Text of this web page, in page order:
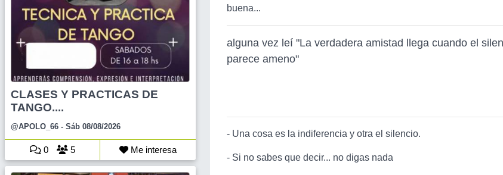
CLASES Y PRACTICAS DE
TANGO....
@APOLO_66 - Sáb 08/08/2026
0 5 Me interesa
buena...
alguna vez leí "La verdadera amistad llega cuando el
parece ameno"
- Una cosa es la indiferencia y otra el silencio.
- Si no sabes que decir... no digas nada